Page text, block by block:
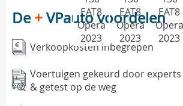
De+VPauto voordelen
Verkoopkosten inbegrepen
Voertuigen gekeurd door experts
& getest op de weg